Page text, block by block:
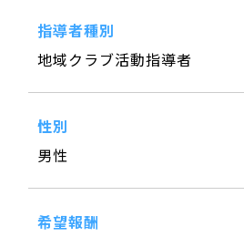
指導者種別
地域クラブ活動指導者
性別
男性
希望報酬